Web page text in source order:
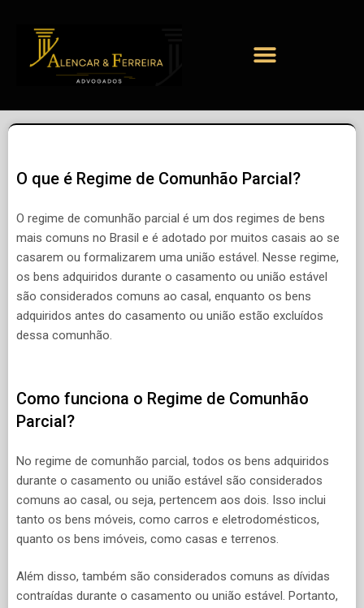
O que é Regime de Comunhão Parcial?
O regime de comunhão parcial é um dos regimes de bens
mais comuns no Brasil e é adotado por muitos casais ao se
casarem ou formalizarem uma união estável. Nesse regime,
os bens adquiridos durante o casamento ou união estável
são considerados comuns ao casal, enquanto os bens
adquiridos antes do casamento ou união estão excluídos
dessa comunhão.
Como funciona o Regime de Comunhão
Parcial?
No regime de comunhão parcial, todos os bens adquiridos
durante o casamento ou união estável são considerados
comuns ao casal, ou seja, pertencem aos dois. Isso inclui
tanto os bens móveis, como carros e eletrodomésticos,
quanto os bens imóveis, como casas e terrenos.
Além disso, também são considerados comuns as dívidas
contraídas durante o casamento ou união estável. Portanto,